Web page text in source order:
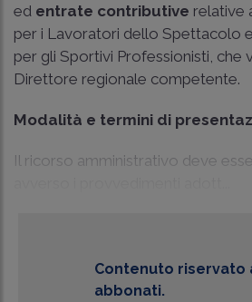
ed entrate contributive relative
per i Lavoratori dello Spettacolo
per gli Sportivi Professionisti, che
Direttore regionale competente.
Modalità e termini di
Il ricorso amministrativo deve
Contenuto riservato
abbonati.